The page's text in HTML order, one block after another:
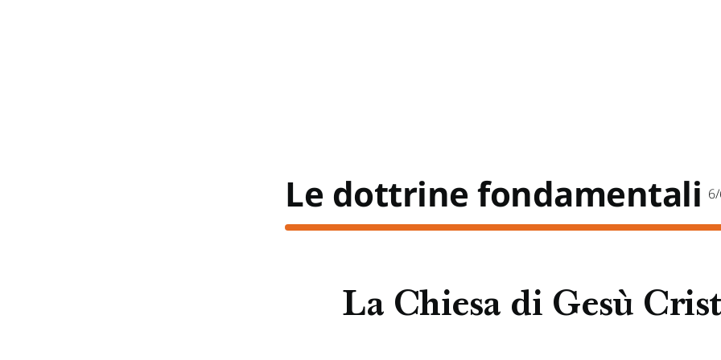
Le dottrine fondamentali
La Chiesa di Gesù